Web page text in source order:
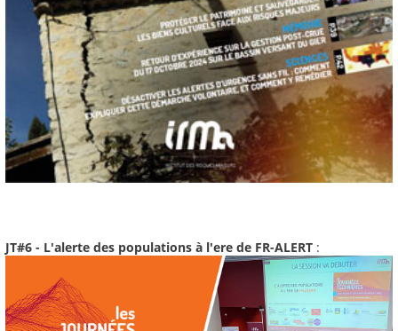
JT#6 - L'alerte des populations à l'ere de FR-ALERT :